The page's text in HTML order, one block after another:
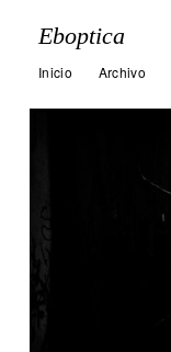
Eboptica
Inicio Archivo